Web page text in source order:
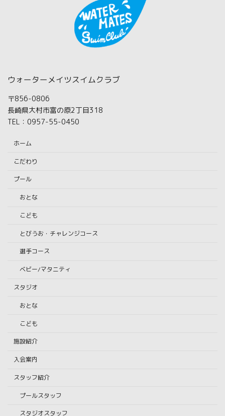
ウォーターメイツスイムクラブ
〒856-0806
長崎県大村市富の原2丁目318
TEL：0957-55-0450
ホーム
こだわり
プール
おとな
こども
とびうお・チャレンジコース
選手コース
ベビー/マタニティ
スタジオ
おとな
こども
施設紹介
入会案内
スタッフ紹介
プールスタッフ
スタジオスタッフ